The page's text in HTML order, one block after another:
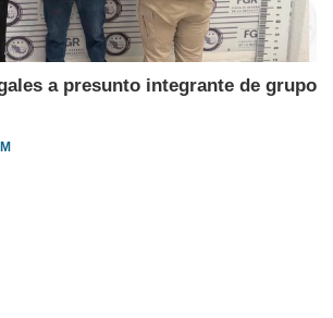
a presunto integrante de grupo